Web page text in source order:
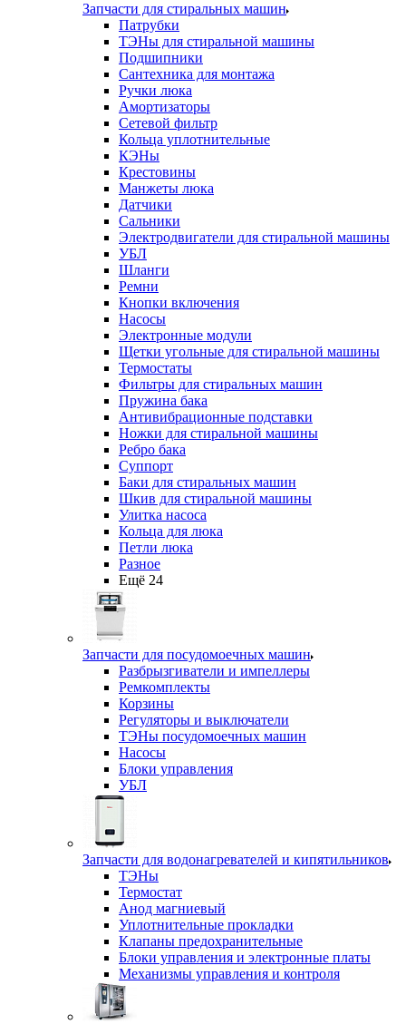
Запчасти для стиральных машин
Патрубки
ТЭНы для стиральной машины
Подшипники
Сантехника для монтажа
Ручки люка
Амортизаторы
Сетевой фильтр
Кольца уплотнительные
КЭНы
Крестовины
Манжеты люка
Датчики
Сальники
Электродвигатели для стиральной машины
УБЛ
Шланги
Ремни
Кнопки включения
Насосы
Электронные модули
Щетки угольные для стиральной машины
Термостаты
Фильтры для стиральных машин
Пружина бака
Антивибрационные подставки
Ножки для стиральной машины
Ребро бака
Суппорт
Баки для стиральных машин
Шкив для стиральной машины
Улитка насоса
Кольца для люка
Петли люка
Разное
Ещё 24
Запчасти для посудомоечных машин
Разбрызгиватели и импеллеры
Ремкомплекты
Корзины
Регуляторы и выключатели
ТЭНы посудомоечных машин
Насосы
Блоки управления
УБЛ
Запчасти для водонагревателей и кипятильников
ТЭНы
Термостат
Анод магниевый
Уплотнительные прокладки
Клапаны предохранительные
Блоки управления и электронные платы
Механизмы управления и контроля